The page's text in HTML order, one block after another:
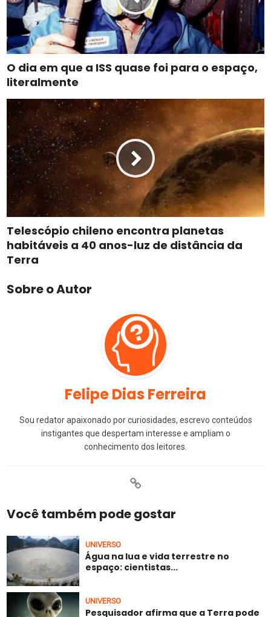
O dia em que a ISS quase foi para o espaço,
literalmente
Telescópio chileno encontra planetas
habitáveis a 40 anos-luz de distância da
Terra
Sobre o Autor
Felipe Dias Ferreira
Sou redator apaixonado por curiosidades, escrevo conteúdos
instigantes que despertam interesse e ampliam o
conhecimento dos leitores.
Você também pode gostar
UNIVERSO
Água na lua e vida terrestre no
espaço: cientistas...
UNIVERSO
Pesquisador afirma que a Terra pode